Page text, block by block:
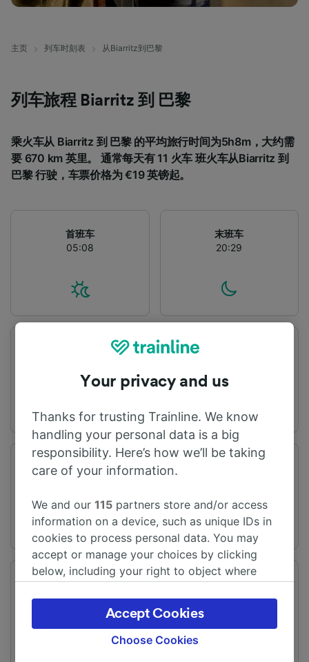
主页 列车时刻表 从Biarritz到巴黎
列车旅程 Biarritz 到 巴黎
乘火车从 Biarritz 到 巴黎 的平均旅行时间为5h8m，大约需
要 670 km 英里。 通常每天有 11 火车 班火车从Biarritz 到
巴黎 行驶，车票价格为 €19 英镑起。
首班车
05:08
末班车
20:29
旅程时间
从4h24m
频率
每天有11趟列车
变化
提供直达列车
Your privacy and us
Thanks for trusting Trainline. We know
handling your personal data is a big
responsibility. Here’s how we’ll be taking
care of your information.
We and our115 partners store and/or access
information on a device, such as unique IDs in
cookies to process personal data. You may
accept or manage your choices by clicking
below, including your right to object where
the privacy policy page. These choices will be
signaled to our partners and will not affect
browsing data. Your data will not be used for
Choose Cookies
Accept Cookies